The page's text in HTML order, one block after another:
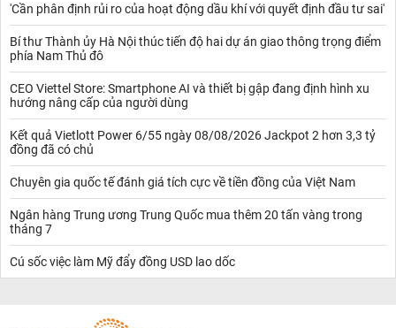
'Cần phân định rủi ro của hoạt động dầu khí với quyết định đầu tư sai'
Bí thư Thành ủy Hà Nội thúc tiến độ hai dự án giao thông trọng điểm
phía Nam Thủ đô
CEO Viettel Store: Smartphone AI và thiết bị gập đang định hình xu
hướng nâng cấp của người dùng
Kết quả Vietlott Power 6/55 ngày 08/08/2026 Jackpot 2 hơn 3,3 tỷ
đồng đã có chủ
Chuyên gia quốc tế đánh giá tích cực về tiền đồng của Việt Nam
Ngân hàng Trung ương Trung Quốc mua thêm 20 tấn vàng trong
tháng 7
Cú sốc việc làm Mỹ đẩy đồng USD lao dốc